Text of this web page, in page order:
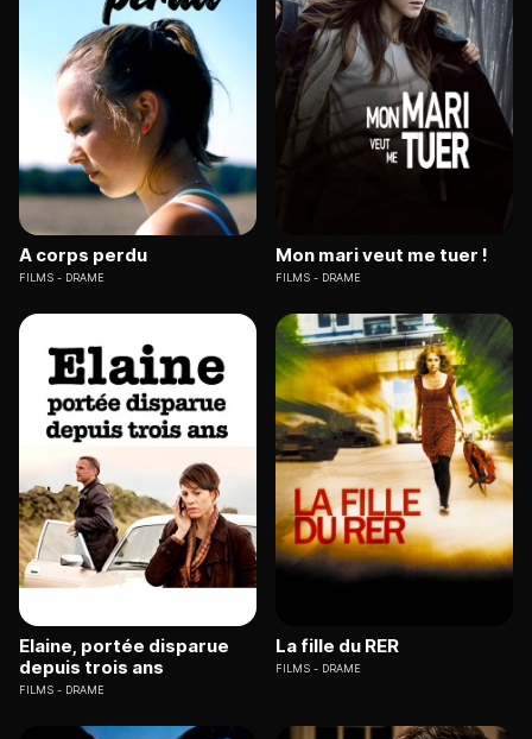
A corps perdu
FILMS DRAME
Mon mari veut me tuer !
FILMS DRAME
Elaine, portée disparue
depuis trois ans
FILMS DRAME
La fille du RER
FILMS DRAME